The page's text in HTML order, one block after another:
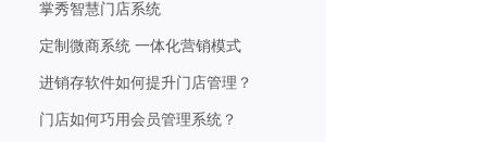
掌秀智慧门店系统
定制微商系统 一体化营销模式
进销存软件如何提升门店管理？
门店如何巧用会员管理系统？